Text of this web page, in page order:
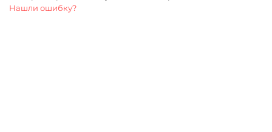
Нашли ошибку?